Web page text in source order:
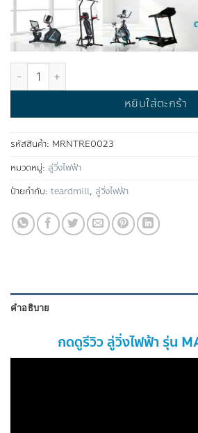
จำนวน ลู่วิ่งไฟฟ้า รุ่น MAGNUM™ ชิ้น
หยิบใส่ตะกร้า
รหัสสินค้า: MRNTRE0023
หมวดหมู่: ลู่วิ่งไฟฟ้า
ป้ายกำกับ: teardmill, ลู่วิ่งไฟฟ้า
คำอธิบาย
กดดูรีวิว ลู่วิ่งไฟฟ้า รุ่น